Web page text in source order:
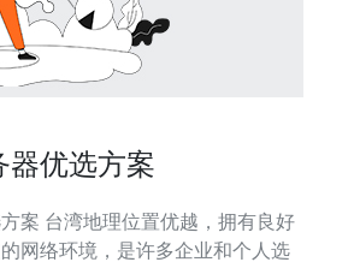
器优选方案
有良好
网络环境，是许多企业和个人选